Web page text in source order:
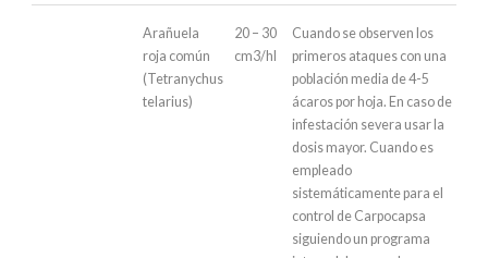
Arañuela
roja común
(Tetranychus
telarius)
20 – 30
cm3/hl
Cuando se observen los
primeros ataques con una
población media de 4-5
ácaros por hoja. En caso de
infestación severa usar la
dosis mayor. Cuando es
empleado
sistemáticamente para el
control de Carpocapsa
siguiendo un programa